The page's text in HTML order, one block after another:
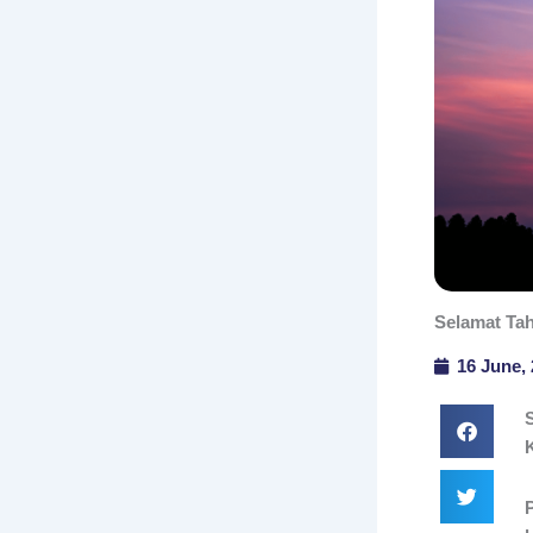
Selamat
16 June,